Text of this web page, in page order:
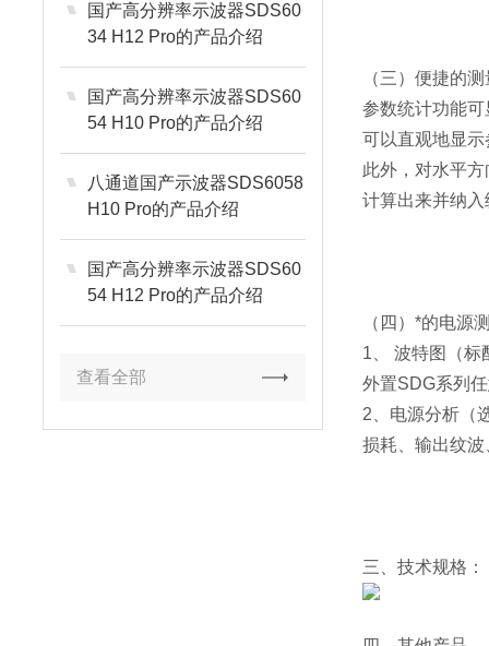
国产高分辨率示波器SDS60
34 H12 Pro的产品介绍
国产高分辨率示波器SDS60
54 H10 Pro的产品介绍
八通道国产示波器SDS6058
H10 Pro的产品介绍
国产高分辨率示波器SDS60
54 H12 Pro的产品介绍
查看全部
（三）便捷的
参数统计功能
可以直观地显
此外，对水平
计算出来并纳
（四）*的电源
1、 波特图（标
外置SDG系列
2、电源分析（
损耗、输出纹
三、技术规格：